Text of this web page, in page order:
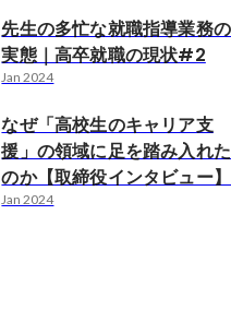
先生の多忙な就職指導業務の
実態｜高卒就職の現状#2
Jan 2024
なぜ「高校生のキャリア支
援」の領域に足を踏み入れた
のか【取締役インタビュー】
Jan 2024